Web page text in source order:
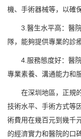
機、手術器械等，以確
3.醫生水平高：醫
隊，能夠提供專業的診
4.服務態度好：醫
專業素養、溝通能力和
在深圳地區，正規
技術水平、手術方式等
術費用在幾百元到幾千
的經濟實力和醫院的口